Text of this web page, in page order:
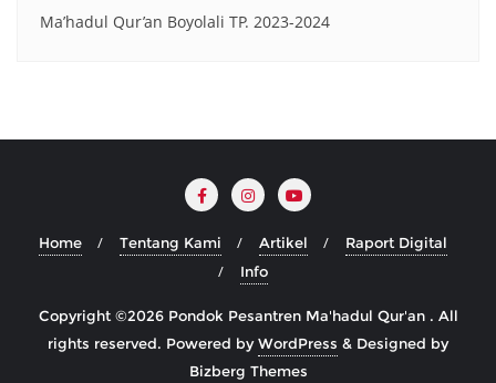
Ma’hadul Qur’an Boyolali TP. 2023-2024
Home Tentang Kami Artikel
Raport Digital
Info
Copyright ©2026 Pondok Pesantren Ma'hadul Qur'an . All
rights reserved. Powered byWordPress & Designed by
Bizberg Themes